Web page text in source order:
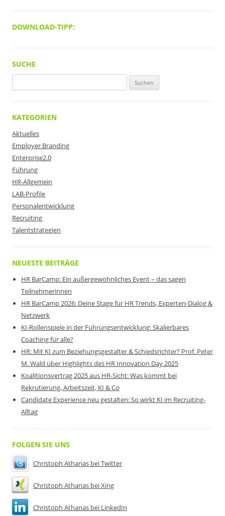
DOWNLOAD-TIPP:
SUCHE
nach:
KATEGORIEN
Aktuelles
Employer Branding
Enterprise2.0
Führung
HR-Allgemein
LAB-Profile
Personalentwicklung
Recruiting
Talentstrategien
NEUESTE BEITRÄGE
HR BarCamp: Ein außergewöhnliches Event – das sagen
Teilnehmerinnen
HR BarCamp 2026: Deine Stage für HR Trends, Experten-Dialog &
Netzwerk
KI-Rollenspiele in der Führungsentwicklung: Skalierbares
Coaching für alle?
HR: Mit KI zum Beziehungsgestalter & Schiedsrichter? Prof. Peter
M. Wald über Highlights des HR Innovation Day 2025
Koalitionsvertrag 2025 aus HR-Sicht: Was kommt bei
Rekrutierung, Arbeitszeit, KI & Co
Candidate Experience neu gestalten: So wirkt KI im Recruiting-
Alltag
FOLGEN SIE UNS
Christoph Athanas bei Twitter
Christoph Athanas bei Xing
Christoph Athanas bei LinkedIn